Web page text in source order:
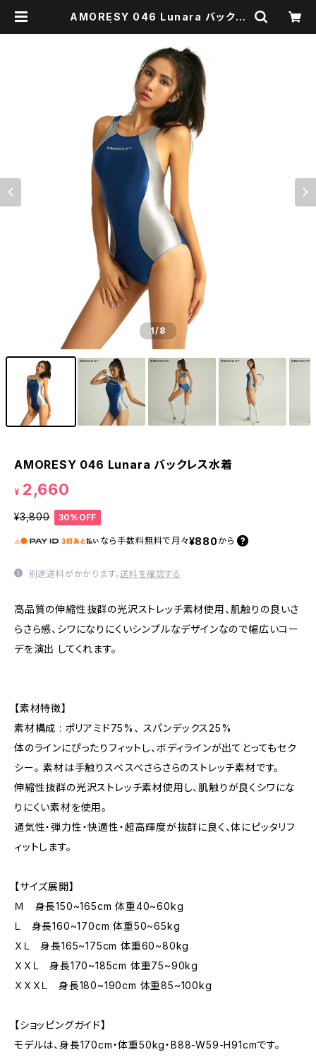
AMORESY 046 Lunara バックレ
1/8
AMORESY 046 Lunara バックレス水着
¥ 2,660
¥3,800 30%OFF
なら 手数料無料で 月々¥880 から
別途送料がかかります。送料を確認する
高品質の伸縮性抜群の光沢ストレッチ素材使用、肌触りの良いさ
らさら感、シワになりにくいシンプルなデザインなので幅広いコー
デを演出 してくれます。
【素材特徴】
素材構成 : ポリアミド75%、 スパンデックス25%
体のラインにぴったりフィットし、ボディラインが出てとってもセク
シー。 素材は手触りスベスベさらさらのストレッチ素材です。
伸縮性抜群の光沢ストレッチ素材使用し、肌触りが良くシワにな
りにくい素材を使用。
通気性・弾力性・快適性・超高輝度が抜群に良く、体にピッタリフ
ィットします。
【サイズ展開】
Ｍ 身長150~165cm 体重40~60kg
Ｌ 身長160~170cm 体重50~65kg
ＸＬ 身長165~175cm 体重60~80kg
ＸＸＬ 身長170~185cm 体重75~90kg
ＸＸＸＬ 身長180~190cm 体重85~100kg
【ショッピングガイド】
モデルは、身長170cm・体重50kg・B88-W59-H91cmです。